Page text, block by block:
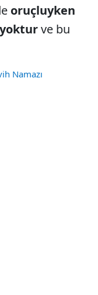
oruçluyken
ve bu
Namazı